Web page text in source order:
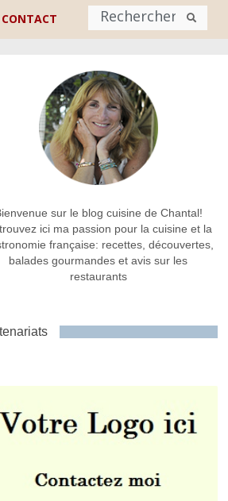
CONTACT
Nom
*
sur le blog cuisine de Chantal!
ici ma passion pour la cuisine et la
française: recettes, découvertes,
balades gourmandes et avis sur les
restaurants